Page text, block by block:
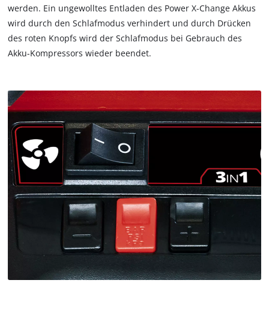
werden. Ein ungewolltes Entladen des Power X-Change Akkus
wird durch den Schlafmodus verhindert und durch Drücken
des roten Knopfs wird der Schlafmodus bei Gebrauch des
Akku-Kompressors wieder beendet.